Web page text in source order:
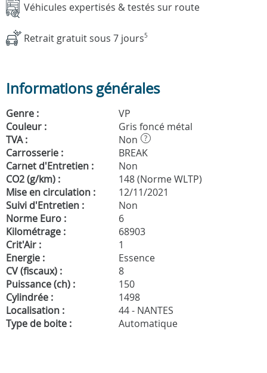
Véhicules expertisés & testés sur route
Retrait gratuit sous 7 jours5
Informations générales
Genre :
VP
Couleur :
Gris foncé métal
TVA :
Non ?
Carrosserie :
BREAK
Carnet d'Entretien :
Non
CO2 (g/km) :
148 (Norme WLTP)
Mise en circulation :
12/11/2021
Suivi d'Entretien :
Non
Norme Euro :
6
Kilométrage :
68903
Crit'Air :
1
Energie :
Essence
CV (fiscaux) :
8
Puissance (ch) :
150
Cylindrée :
1498
Localisation :
44 - NANTES
Type de boite :
Automatique